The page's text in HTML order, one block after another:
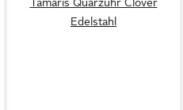
Edelstahl